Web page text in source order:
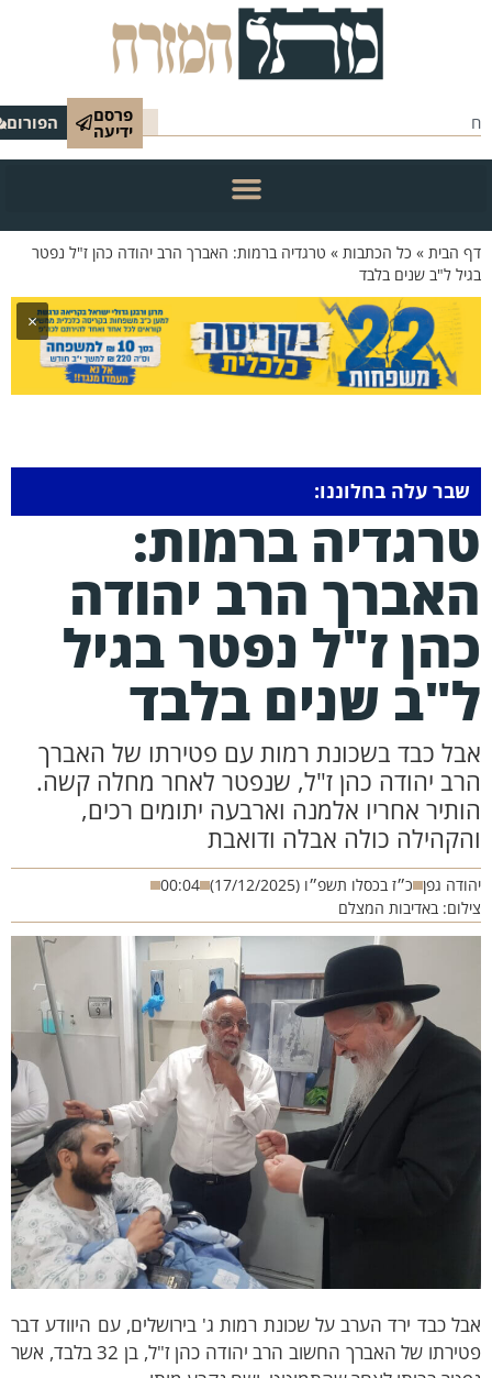
פרסם
ידיעה הפורום
הבית»כל הכתבות»טרגדיה ברמות: האברך הרב יהודה כהן ז"ל נפטר
ל"ב שנים בלבד
×
שבר עלה בחלוננו:
ברמות:
הרב יהודה
ז"ל נפטר בגיל
שנים בלבד
כבד בשכונת רמות עם פטירתו של האברך
יהודה כהן ז"ל, שנפטר לאחר מחלה קשה.
אחריו אלמנה וארבעה יתומים רכים,
כולה אבלה ודואבת
גפן כ״ז בכסלו תשפ״ו (17/12/2025)
00:04
באדיבות המצלם
כבד ירד הערב על שכונת רמות ג' בירושלים, עם היוודע דבר
פטירתו של האברך החשוב הרב יהודה כהן ז"ל, בן 32 בלבד, אשר